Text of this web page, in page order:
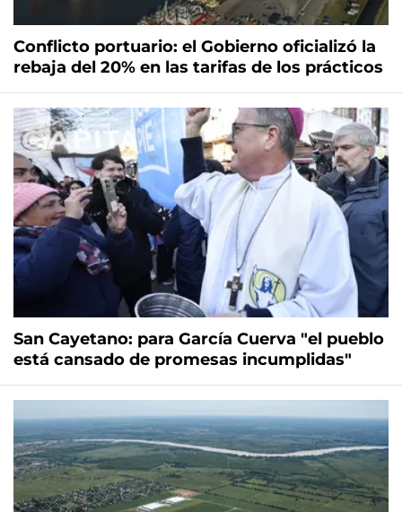
Conflicto portuario: el Gobierno oficializó la
rebaja del 20% en las tarifas de los prácticos
San Cayetano: para García Cuerva "el pueblo
está cansado de promesas incumplidas"